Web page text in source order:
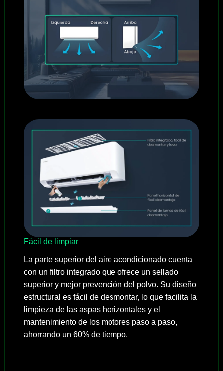
Fácil de limpiar
La parte superior del aire acondicionado cuenta
con un filtro integrado que ofrece un sellado
superior y mejor prevención del polvo. Su diseño
estructural es fácil de desmontar, lo que facilita la
limpieza de las aspas horizontales y el
mantenimiento de los motores paso a paso,
ahorrando un 60% de tiempo.